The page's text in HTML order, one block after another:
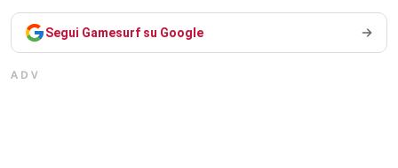
Segui Gamesurf su Google
ADV